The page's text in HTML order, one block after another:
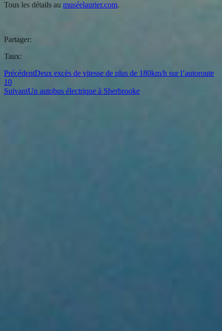
Tous les détails au muséelaurier.com.
Partager:
Taux:
PrécédentDeux excès de vitesse de plus de 180km/h sur l’autoroute
10
SuivantUn autobus électrique à Sherbrooke